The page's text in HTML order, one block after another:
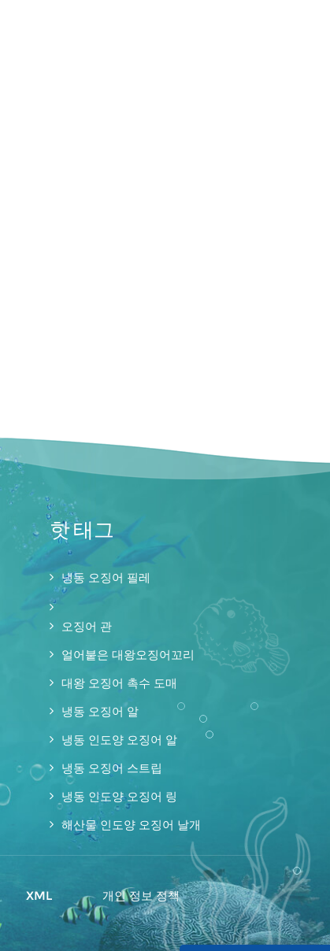
핫 태그
냉동 오징어 필레
오징어 관
얼어붙은 대왕오징어꼬리
대왕 오징어 촉수 도매
냉동 오징어 알
냉동 인도양 오징어 알
냉동 오징어 스트립
냉동 인도양 오징어 링
해산물 인도양 오징어 날개
XML 개인 정보 정책